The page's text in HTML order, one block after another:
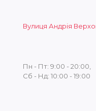
Вулиця Андрія
Пн - Пт: 9:00 - 20:00,
Сб - Нд: 10:00 - 19:00